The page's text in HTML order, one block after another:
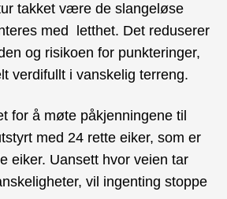
takket være de slangeløse
med letthet. Det reduserer
og risikoen for punkteringer,
verdifullt i vanskelig terreng.
for å møte påkjenningene til
med 24 rette eiker, som er
eiker. Uansett hvor veien tar
vil ingenting stoppe